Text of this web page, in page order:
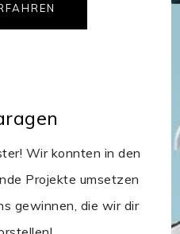
Wir konnten in den
Projekte umsetzen
gewinnen, die wir dir